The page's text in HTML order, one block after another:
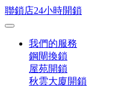
聯鎖店24小時開鎖
我們的服務
鋼閘換鎖
屋苑開鎖
秋雲大廈開鎖